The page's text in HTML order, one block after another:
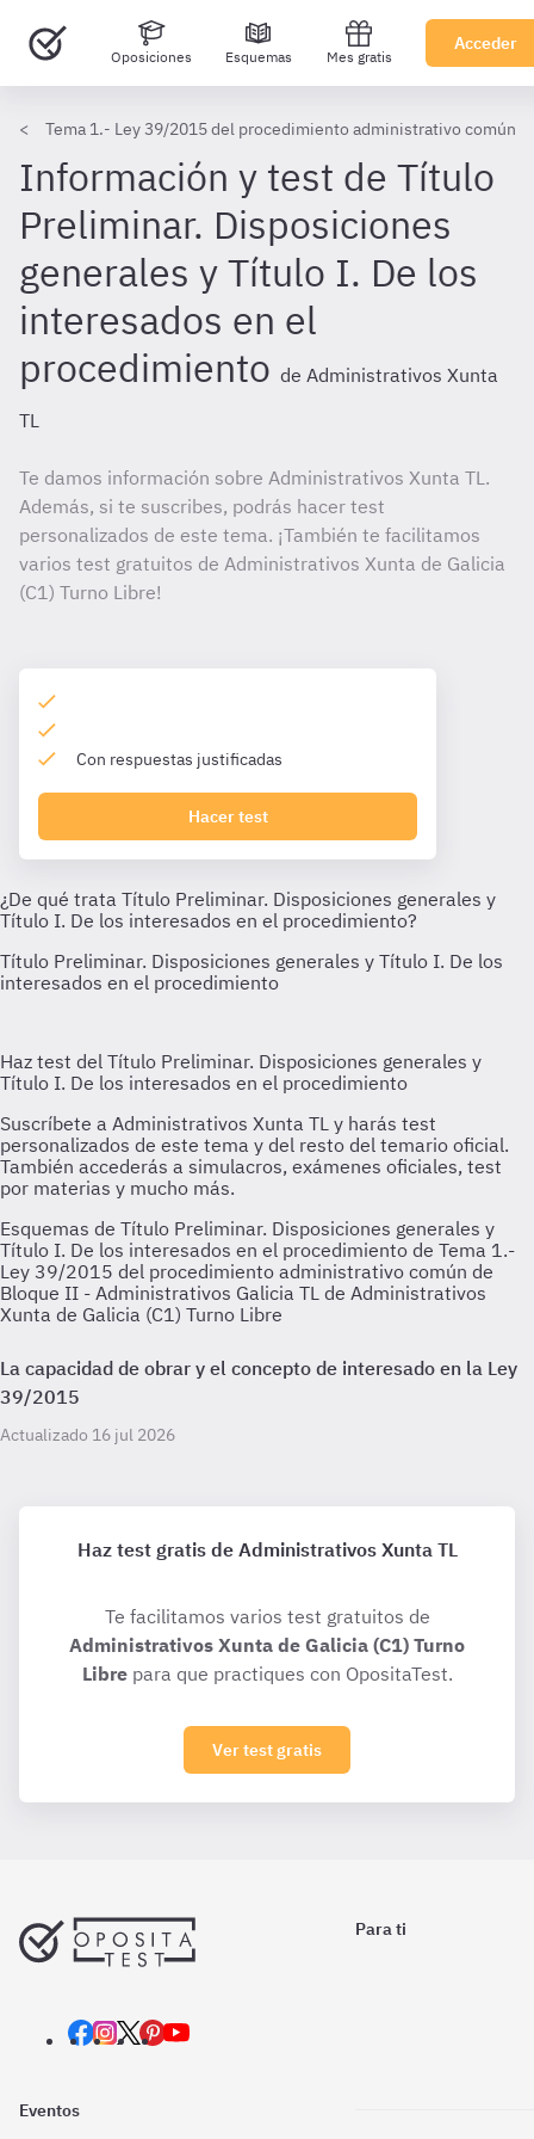
Oposiciones Esquemas Mes gratis
Acceder
Tema 1.- Ley 39/2015 del procedimiento administrativo común
Información y test de Título
Preliminar. Disposiciones
generales y Título I. De los
interesados en el
procedimiento de Administrativos Xunta
TL
Te damos información sobre Administrativos Xunta TL.
Además, si te suscribes, podrás hacer test
personalizados de este tema. ¡También te facilitamos
varios test gratuitos de Administrativos Xunta de Galicia
(C1) Turno Libre!
Con respuestas justificadas
Hacer test
Esquemas de Título Preliminar. Disposiciones generales y
Título I. De los interesados en el procedimiento de Tema 1.-
Ley 39/2015 del procedimiento administrativo común de
Bloque II - Administrativos Galicia TL de Administrativos
Xunta de Galicia (C1) Turno Libre
La capacidad de obrar y el concepto de interesado en la Ley
39/2015
Actualizado 16 jul 2026
Haz test gratis de Administrativos Xunta TL
Te facilitamos varios test gratuitos de
Administrativos Xunta de Galicia (C1) Turno
Librepara que practiques con OpositaTest.
Ver test gratis
Para ti
Eventos